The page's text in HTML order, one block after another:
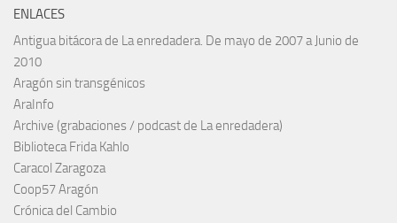
ENLACES
Antigua bitácora de La enredadera. De mayo de 2007 a Junio de
2010
Aragón sin transgénicos
AraInfo
Archive (grabaciones / podcast de La enredadera)
Biblioteca Frida Kahlo
Caracol Zaragoza
Coop57 Aragón
Crónica del Cambio